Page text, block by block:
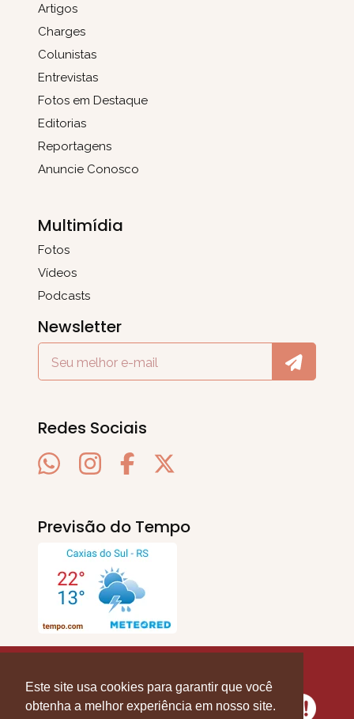
Este site usa cookies para garantir que você
obtenha a melhor experiência em nosso site.
Artigos
Charges
Colunistas
Entrevistas
Fotos em Destaque
Editorias
Reportagens
Anuncie Conosco
Multimídia
Fotos
Vídeos
Podcasts
Newsletter
Redes Sociais
Previsão do Tempo
Direitos Reservados.